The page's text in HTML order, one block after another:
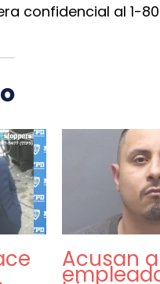
confidencial al 1-
Acusan